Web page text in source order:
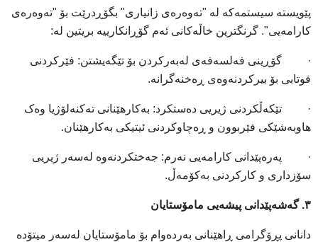
پێویستە سیستمەکە لە "تەوەرەی زانیاری" بگۆڕدرێت بۆ "تەوەرەی
کارامەیی". گرنگترین خاڵەکانی ئەم گۆڕانکارییە بریتین لە:
· گۆڕینی فەلسەفەی لەبەرکردن بۆ تێگەیشتن: فێرکردنی
قوتابی بۆ بیرکردنەوەی ڕەخنەگرانە.
· تێکەڵکردنی ژیریی دەستکرد: بەکارهێنانی تەکنەلۆژیا وەک
هاوبەشێکی فێربوون و ڕەچاوکردنی ئیتیکی بەکارهێنان.
· پەرەپێدانی کارامەیی نەرم: جەختکردنەوە لەسەر ژیریی
سۆزداری و کارکردنی بەکۆمەڵ.
٣. گەشەپێدانی پیشەیی مامۆستایان
دانانی پڕۆگرامی ڕاهێنانی بەردەوام بۆ مامۆستایان لەسەر میتۆدە